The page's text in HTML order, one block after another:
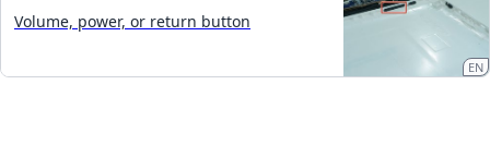
Volume, power, or return button
EN